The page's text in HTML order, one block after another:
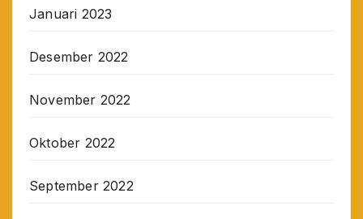
Januari 2023
Desember 2022
November 2022
Oktober 2022
September 2022